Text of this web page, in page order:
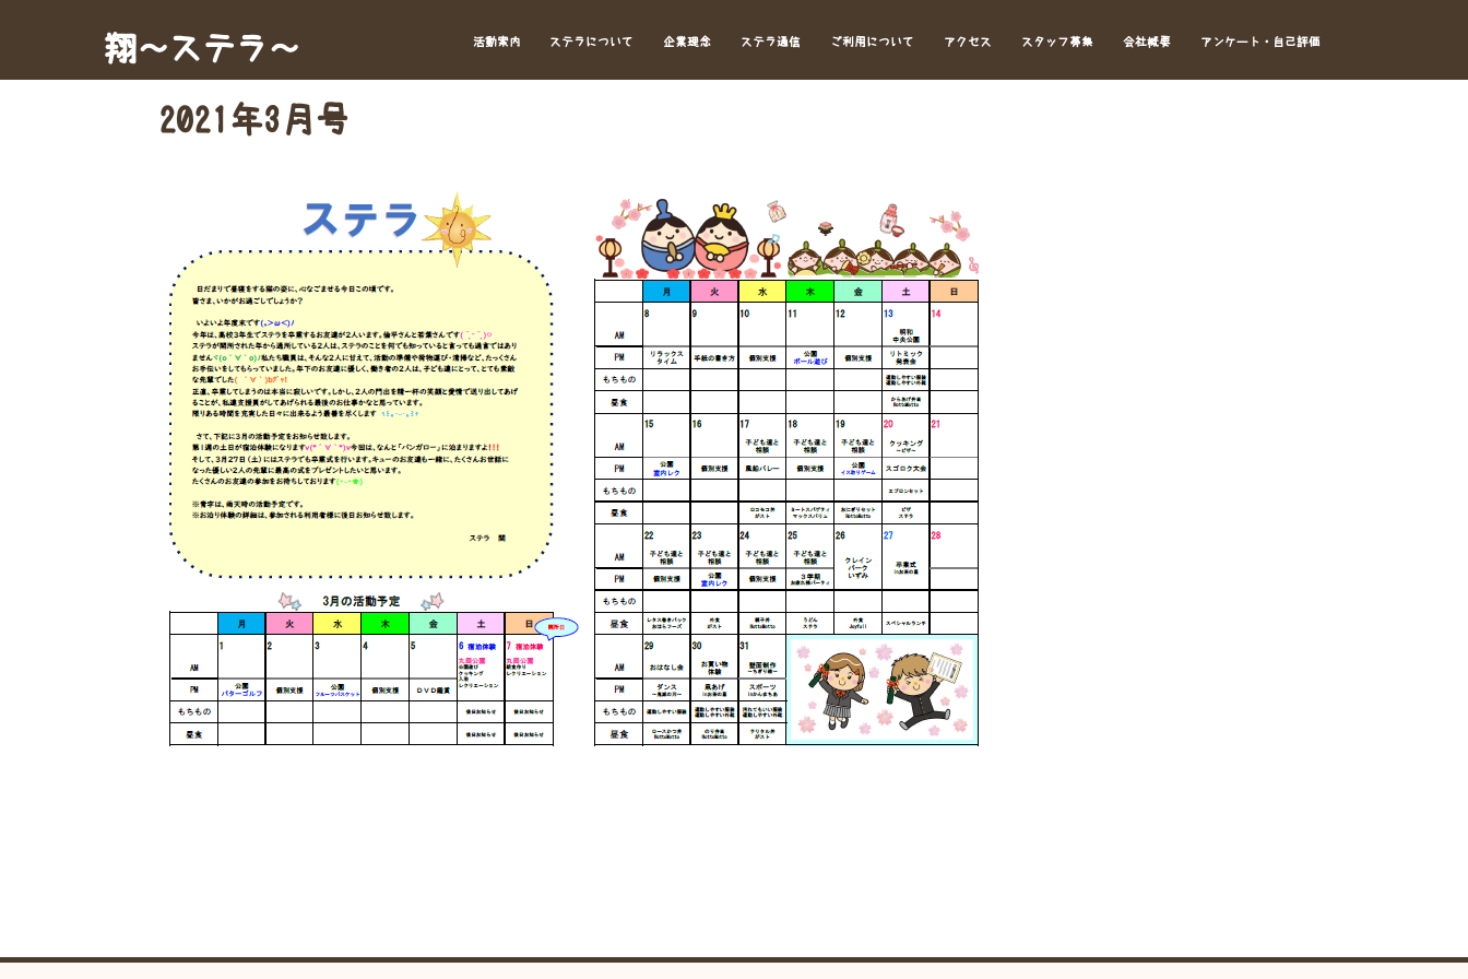
翔～ステラ～ 活動案内 ステラについて 企業理念 ステラ通信 ご利用について アクセス スタッフ募集 会社概要 アンケート・自己評価
2021年3月号